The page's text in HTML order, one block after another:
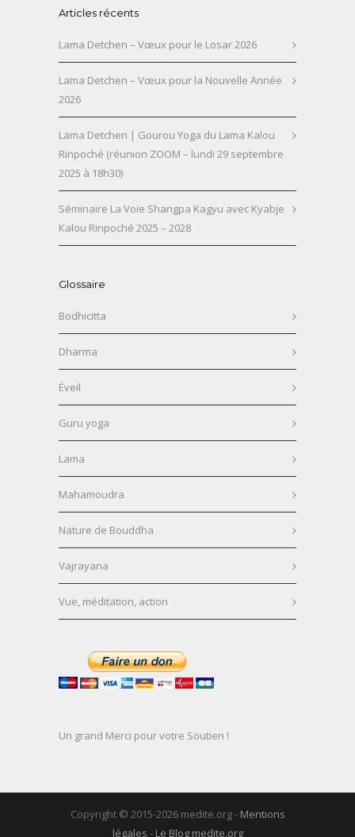
Articles récents
Lama Detchen – Vœux pour le Losar 2026
Lama Detchen – Vœux pour la Nouvelle Année
2026
Lama Detchen | Gourou Yoga du Lama Kalou
Rinpoché (réunion ZOOM – lundi 29 septembre
2025 à 18h30)
Séminaire La Voie Shangpa Kagyu avec Kyabje
Kalou Rinpoché 2025 – 2028
Glossaire
Bodhicitta
Dharma
Éveil
Guru yoga
Lama
Mahamoudra
Nature de Bouddha
Vajrayana
Vue, méditation, action
Un grand Merci pour votre Soutien !
Copyright © 2015-2026 medite.org - Mentions
légales - Le Blog medite.org